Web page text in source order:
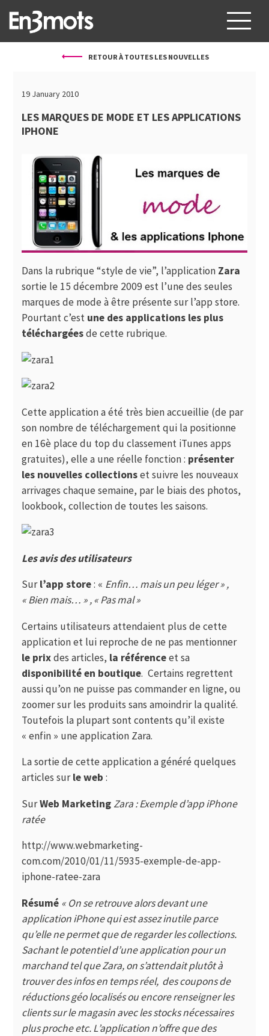
À PROPOS
PROJETS
BLOG
FR
RETOUR À TOUTES LES NOUVELLES
19 January 2010
LES MARQUES DE MODE ET LES APPLICATIONS
IPHONE
Dans la rubrique “style de vie”, l’application Zara
sortie le 15 décembre 2009 est l’une des seules
marques de mode à être présente sur l’app store.
Pourtant c’est une des applications les plus
téléchargéesde cette rubrique.
Cette application a été très bien accueillie (de par
son nombre de téléchargement qui la positionne
en 16è place du top du classement iTunes apps
gratuites), elle a une réelle fonction : présenter
les nouvelles collectionset suivre les nouveaux
arrivages chaque semaine, par le biais des photos,
lookbook, collection de toutes les saisons.
Les avis des utilisateurs
Surl’app store: « Enfin… mais un peu léger » ,
« Bien mais… » , « Pas mal »
Certains utilisateurs attendaient plus de cette
application et lui reproche de ne pas mentionner
le prixdes articles, la référenceet sa
disponibilité en boutique. Certains regrettent
aussi qu’on ne puisse pas commander en ligne, ou
zoomer sur les produits sans amoindrir la qualité.
Toutefois la plupart sont contents qu’il existe
« enfin » une application Zara.
La sortie de cette application a généré quelques
articles surle web:
SurWeb Marketing Zara : Exemple d’app iPhone
ratée
http://www.webmarketing-
com.com/2010/01/11/5935-exemple-de-app-
iphone-ratee-zara
Résumé « On se retrouve alors devant une
application iPhone qui est assez inutile parce
qu’elle ne permet que de regarder les collections.
Sachant le potentiel d’une application pour un
marchand tel queZara, on s’attendait plutôt à
trouver des infos en temps réel, des coupons de
réductions géo localisés ou encore renseigner les
clients sur le magasin avec les stocks nécessaires
plus proche etc. L’application n’offre que des